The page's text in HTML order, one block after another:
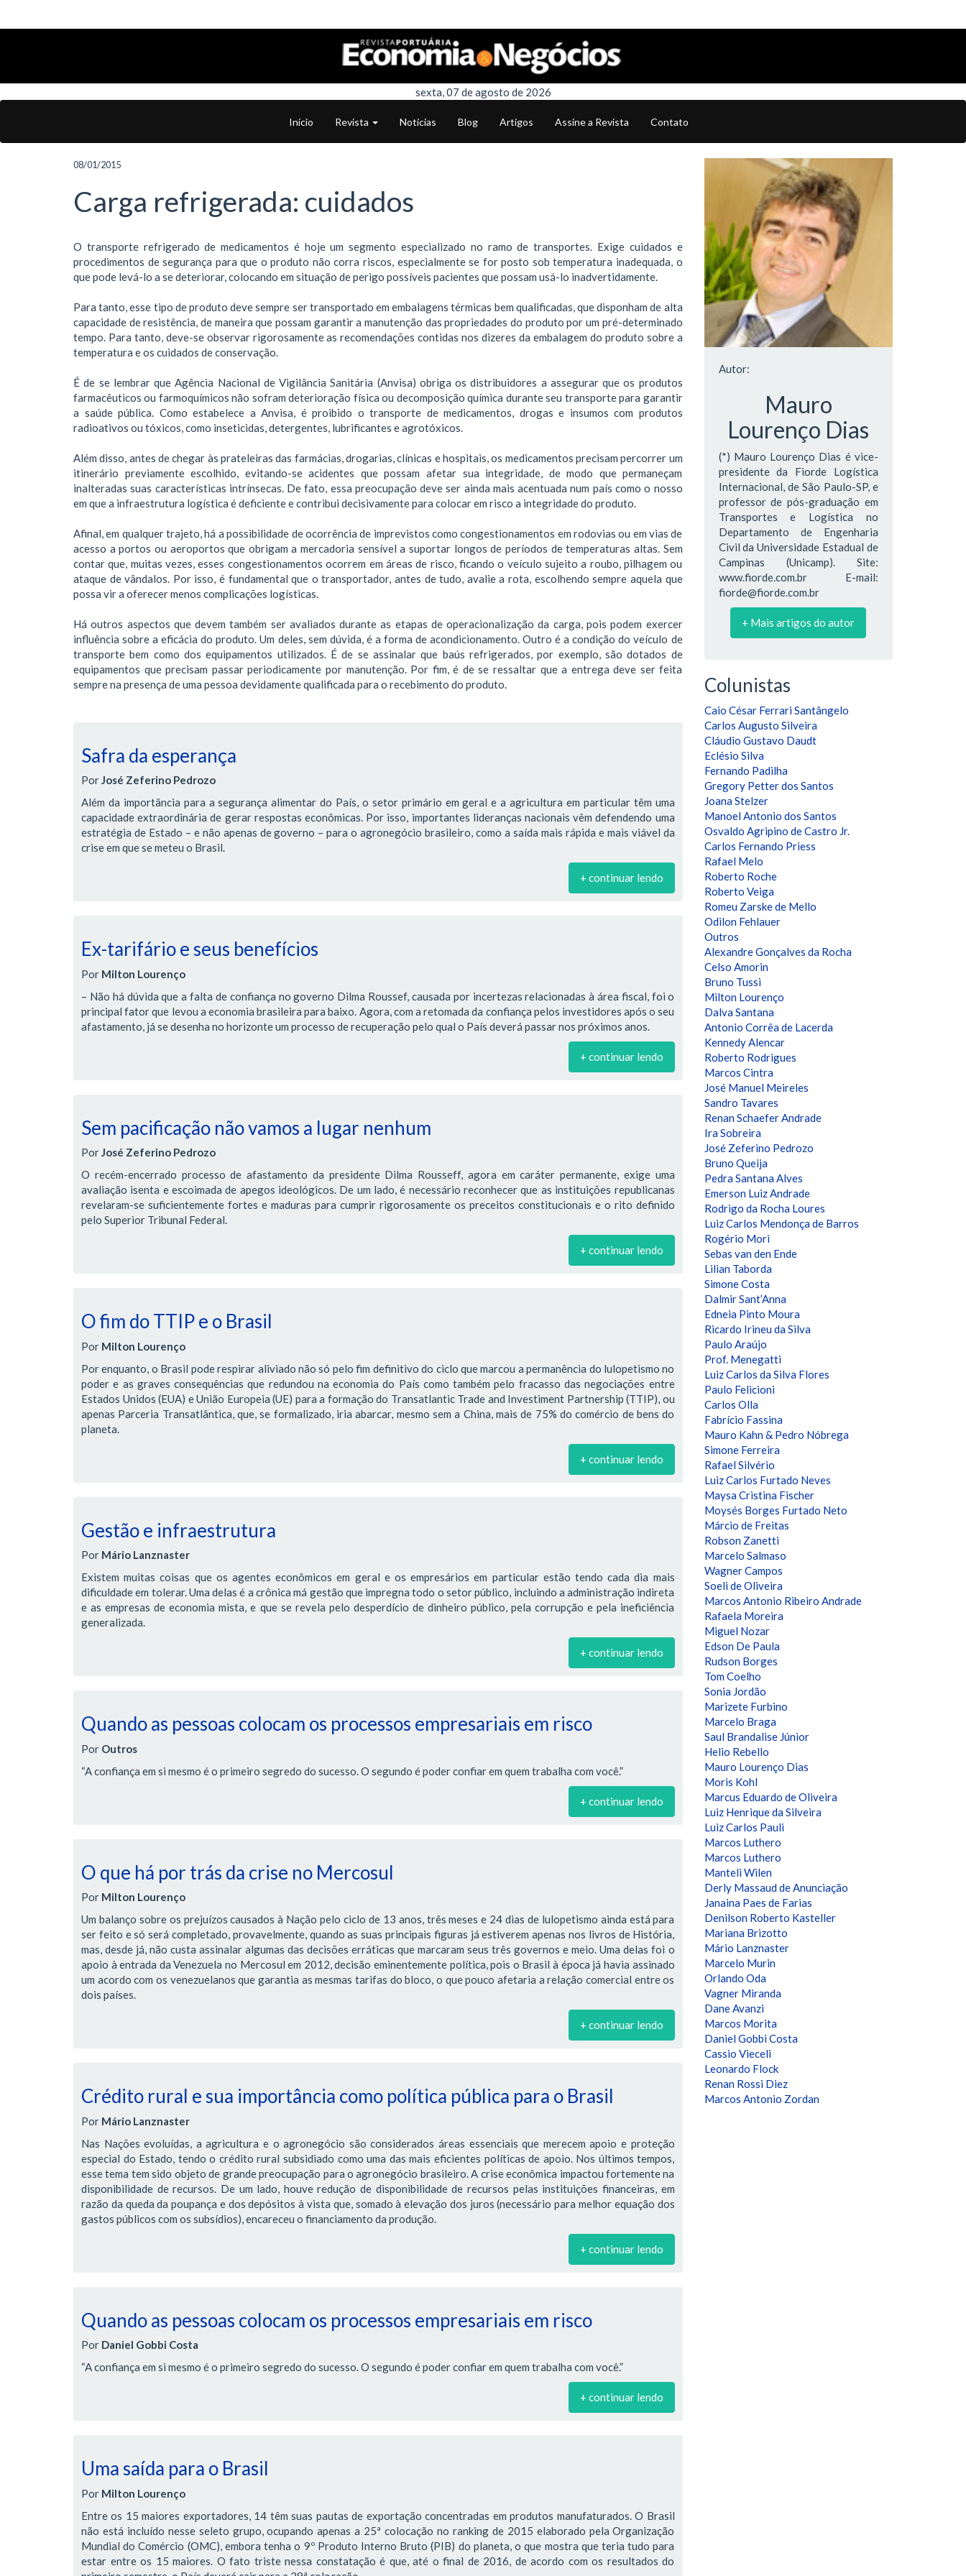
sexta, 07 de agosto de 2026
Início Revista Notícias Blog Artigos Assine a Revista Contato
08/01/2015
Carga refrigerada: cuidados
O transporte refrigerado de medicamentos é hoje um segmento especializado no ramo de transportes. Exige cuidados e
procedimentos de segurança para que o produto não corra riscos, especialmente se for posto sob temperatura inadequada, o
que pode levá-lo a se deteriorar, colocando em situação de perigo possíveis pacientes que possam usá-lo inadvertidamente.
Para tanto, esse tipo de produto deve sempre ser transportado em embalagens térmicas bem qualificadas, que disponham de alta
capacidade de resistência, de maneira que possam garantir a manutenção das propriedades do produto por um pré-determinado
tempo. Para tanto, deve-se observar rigorosamente as recomendações contidas nos dizeres da embalagem do produto sobre a
temperatura e os cuidados de conservação.
É de se lembrar que Agência Nacional de Vigilância Sanitária (Anvisa) obriga os distribuidores a assegurar que os produtos
farmacêuticos ou farmoquímicos não sofram deterioração física ou decomposição química durante seu transporte para garantir
a saúde pública. Como estabelece a Anvisa, é proibido o transporte de medicamentos, drogas e insumos com produtos
radioativos ou tóxicos, como inseticidas, detergentes, lubrificantes e agrotóxicos.
Além disso, antes de chegar às prateleiras das farmácias, drogarias, clínicas e hospitais, os medicamentos precisam percorrer um
itinerário previamente escolhido, evitando-se acidentes que possam afetar sua integridade, de modo que permaneçam
inalteradas suas características intrínsecas. De fato, essa preocupação deve ser ainda mais acentuada num país como o nosso
em que a infraestrutura logística é deficiente e contribui decisivamente para colocar em risco a integridade do produto.
Afinal, em qualquer trajeto, há a possibilidade de ocorrência de imprevistos como congestionamentos em rodovias ou em vias de
acesso a portos ou aeroportos que obrigam a mercadoria sensível a suportar longos de períodos de temperaturas altas. Sem
contar que, muitas vezes, esses congestionamentos ocorrem em áreas de risco, ficando o veículo sujeito a roubo, pilhagem ou
ataque de vândalos. Por isso, é fundamental que o transportador, antes de tudo, avalie a rota, escolhendo sempre aquela que
possa vir a oferecer menos complicações logísticas.
Há outros aspectos que devem também ser avaliados durante as etapas de operacionalização da carga, pois podem exercer
influência sobre a eficácia do produto. Um deles, sem dúvida, é a forma de acondicionamento. Outro é a condição do veículo de
transporte bem como dos equipamentos utilizados. É de se assinalar que baús refrigerados, por exemplo, são dotados de
equipamentos que precisam passar periodicamente por manutenção. Por fim, é de se ressaltar que a entrega deve ser feita
sempre na presença de uma pessoa devidamente qualificada para o recebimento do produto.
Safra da esperança
PorJosé Zeferino Pedrozo
Além da importância para a segurança alimentar do País, o setor primário em geral e a agricultura em particular têm uma
capacidade extraordinária de gerar respostas econômicas. Por isso, importantes lideranças nacionais vêm defendendo uma
estratégia de Estado – e não apenas de governo – para o agronegócio brasileiro, como a saída mais rápida e mais viável da
crise em que se meteu o Brasil.
+ continuar lendo
Ex-tarifário e seus benefícios
Por Milton Lourenço
– Não há dúvida que a falta de confiança no governo Dilma Roussef, causada por incertezas relacionadas à área fiscal, foi o
principal fator que levou a economia brasileira para baixo. Agora, com a retomada da confiança pelos investidores após o seu
afastamento, já se desenha no horizonte um processo de recuperação pelo qual o País deverá passar nos próximos anos.
+ continuar lendo
Sem pacificação não vamos a lugar nenhum
PorJosé Zeferino Pedrozo
O recém-encerrado processo de afastamento da presidente Dilma Rousseff, agora em caráter permanente, exige uma
avaliação isenta e escoimada de apegos ideológicos. De um lado, é necessário reconhecer que as instituições republicanas
revelaram-se suficientemente fortes e maduras para cumprir rigorosamente os preceitos constitucionais e o rito definido
pelo Superior Tribunal Federal.
+ continuar lendo
O fim do TTIP e o Brasil
Por Milton Lourenço
Por enquanto, o Brasil pode respirar aliviado não só pelo fim definitivo do ciclo que marcou a permanência do lulopetismo no
poder e as graves consequências que redundou na economia do País como também pelo fracasso das negociações entre
Estados Unidos (EUA) e União Europeia (UE) para a formação do Transatlantic Trade and Investiment Partnership (TTIP), ou
apenas Parceria Transatlântica, que, se formalizado, iria abarcar, mesmo sem a China, mais de 75% do comércio de bens do
planeta.
+ continuar lendo
Gestão e infraestrutura
Por Mário Lanznaster
Existem muitas coisas que os agentes econômicos em geral e os empresários em particular estão tendo cada dia mais
dificuldade em tolerar. Uma delas é a crônica má gestão que impregna todo o setor público, incluindo a administração indireta
e as empresas de economia mista, e que se revela pelo desperdício de dinheiro público, pela corrupção e pela ineficiência
generalizada.
+ continuar lendo
Quando as pessoas colocam os processos empresariais em risco
Por Outros
“A confiança em si mesmo é o primeiro segredo do sucesso. O segundo é poder confiar em quem trabalha com você.”
+ continuar lendo
O que há por trás da crise no Mercosul
Por Milton Lourenço
Um balanço sobre os prejuízos causados à Nação pelo ciclo de 13 anos, três meses e 24 dias de lulopetismo ainda está para
ser feito e só será completado, provavelmente, quando as suas principais figuras já estiverem apenas nos livros de História,
mas, desde já, não custa assinalar algumas das decisões erráticas que marcaram seus três governos e meio. Uma delas foi o
apoio à entrada da Venezuela no Mercosul em 2012, decisão eminentemente política, pois o Brasil à época já havia assinado
um acordo com os venezuelanos que garantia as mesmas tarifas do bloco, o que pouco afetaria a relação comercial entre os
dois países.
+ continuar lendo
Crédito rural e sua importância como política pública para o Brasil
Por Mário Lanznaster
Nas Nações evoluídas, a agricultura e o agronegócio são considerados áreas essenciais que merecem apoio e proteção
especial do Estado, tendo o crédito rural subsidiado como uma das mais eficientes políticas de apoio. Nos últimos tempos,
esse tema tem sido objeto de grande preocupação para o agronegócio brasileiro. A crise econômica impactou fortemente na
disponibilidade de recursos. De um lado, houve redução de disponibilidade de recursos pelas instituições financeiras, em
razão da queda da poupança e dos depósitos à vista que, somado à elevação dos juros (necessário para melhor equação dos
gastos públicos com os subsídios), encareceu o financiamento da produção.
+ continuar lendo
Quando as pessoas colocam os processos empresariais em risco
Por Daniel Gobbi Costa
“A confiança em si mesmo é o primeiro segredo do sucesso. O segundo é poder confiar em quem trabalha com você.”
+ continuar lendo
Uma saída para o Brasil
Por Milton Lourenço
Entre os 15 maiores exportadores, 14 têm suas pautas de exportação concentradas em produtos manufaturados. O Brasil
não está incluído nesse seleto grupo, ocupando apenas a 25ª colocação no ranking de 2015 elaborado pela Organização
Mundial do Comércio (OMC), embora tenha o 9º Produto Interno Bruto (PIB) do planeta, o que mostra que teria tudo para
estar entre os 15 maiores. O fato triste nessa constatação é que, até o final de 2016, de acordo com os resultados do
Autor:
Mauro
Lourenço Dias
(*) Mauro Lourenço Dias é vice-
presidente da Fiorde Logística
Internacional, de São Paulo-SP, e
professor de pós-graduação em
Transportes e Logística no
Departamento de Engenharia
Civil da Universidade Estadual de
Campinas (Unicamp). Site:
www.fiorde.com.br E-mail:
fiorde@fiorde.com.br
+ Mais artigos do autor
Colunistas
Caio César Ferrari Santângelo
Carlos Augusto Silveira
Cláudio Gustavo Daudt
Eclésio Silva
Fernando Padilha
Gregory Petter dos Santos
Joana Stelzer
Manoel Antonio dos Santos
Osvaldo Agripino de Castro Jr.
Carlos Fernando Priess
Rafael Melo
Roberto Roche
Roberto Veiga
Romeu Zarske de Mello
Odilon Fehlauer
Outros
Alexandre Gonçalves da Rocha
Celso Amorin
Bruno Tussi
Milton Lourenço
Dalva Santana
Antonio Corrêa de Lacerda
Kennedy Alencar
Roberto Rodrigues
Marcos Cintra
José Manuel Meireles
Sandro Tavares
Renan Schaefer Andrade
Ira Sobreira
José Zeferino Pedrozo
Bruno Queija
Pedra Santana Alves
Emerson Luiz Andrade
Rodrigo da Rocha Loures
Luiz Carlos Mendonça de Barros
Rogério Mori
Sebas van den Ende
Lilian Taborda
Simone Costa
Dalmir Sant’Anna
Edneia Pinto Moura
Ricardo Irineu da Silva
Paulo Araújo
Prof. Menegatti
Luiz Carlos da Silva Flores
Paulo Felicioni
Carlos Olla
Fabrício Fassina
Mauro Kahn & Pedro Nóbrega
Simone Ferreira
Rafael Silvério
Luiz Carlos Furtado Neves
Maysa Cristina Fischer
Moysés Borges Furtado Neto
Márcio de Freitas
Robson Zanetti
Marcelo Salmaso
Wagner Campos
Soeli de Oliveira
Marcos Antonio Ribeiro Andrade
Rafaela Moreira
Miguel Nozar
Edson De Paula
Rudson Borges
Tom Coelho
Sonia Jordão
Marizete Furbino
Marcelo Braga
Saul Brandalise Júnior
Helio Rebello
Mauro Lourenço Dias
Moris Kohl
Marcus Eduardo de Oliveira
Luiz Henrique da Silveira
Luiz Carlos Pauli
Marcos Luthero
Marcos Luthero
Manteli Wilen
Derly Massaud de Anunciação
Janaina Paes de Farias
Denilson Roberto Kasteller
Mariana Brizotto
Mário Lanznaster
Marcelo Murin
Orlando Oda
Vagner Miranda
Dane Avanzi
Marcos Morita
Daniel Gobbi Costa
Cassio Vieceli
Leonardo Flock
Renan Rossi Diez
Marcos Antonio Zordan